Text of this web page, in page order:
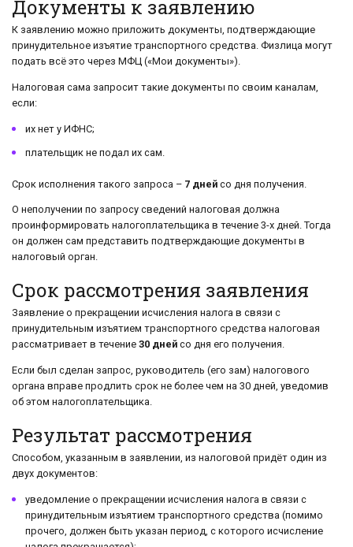
Документы к заявлению
К заявлению можно приложить документы, подтверждающие
принудительное изъятие транспортного средства. Физлица могут
подать всё это через МФЦ («Мои документы»).
Налоговая сама запросит такие документы по своим каналам,
если:
их нет у ИФНС;
плательщик не подал их сам.
Срок исполнения такого запроса – 7 дней со дня получения.
О неполучении по запросу сведений налоговая должна
проинформировать налогоплательщика в течение 3-х дней. Тогда
он должен сам представить подтверждающие документы в
налоговый орган.
Срок рассмотрения заявления
Заявление о прекращении исчисления налога в связи с
принудительным изъятием транспортного средства налоговая
рассматривает в течение 30 дней со дня его получения.
Если был сделан запрос, руководитель (его зам) налогового
органа вправе продлить срок не более чем на 30 дней, уведомив
об этом налогоплательщика.
Результат рассмотрения
Способом, указанным в заявлении, из налоговой придёт один из
двух документов:
уведомление о прекращении исчисления налога в связи с
принудительным изъятием транспортного средства (помимо
прочего, должен быть указан период, с которого исчисление